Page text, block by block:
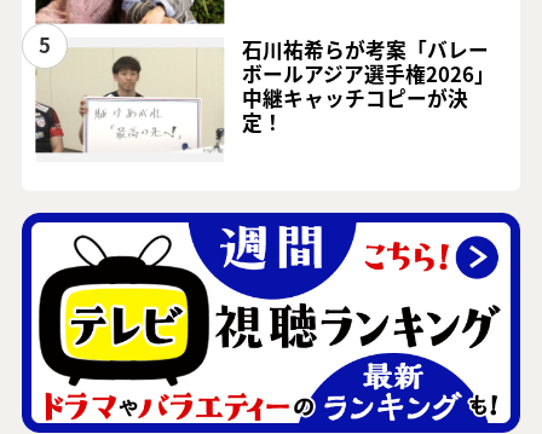
5
石川祐希らが考案「バレー
ボールアジア選手権2026」
中継キャッチコピーが決
定！